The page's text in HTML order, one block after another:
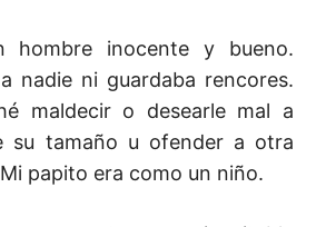
hombre inocente y bueno.
nadie ni guardaba rencores.
maldecir o desearle mal a
su tamaño u ofender a otra
papito era como un niño.